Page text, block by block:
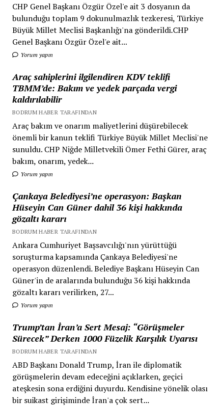
CHP Genel Başkanı Özgür Özel'e ait 3 dosyanın da
bulunduğu toplam 9 dokunulmazlık tezkeresi, Türkiye
Büyük Millet Meclisi Başkanlığı'na gönderildi.CHP
Genel Başkanı Özgür Özel'e ait...
Yorum yapın
Araç sahiplerini ilgilendiren KDV teklifi
TBMM’de: Bakım ve yedek parçada vergi
kaldırılabilir
BODRUM HABER TARAFINDAN
Araç bakım ve onarım maliyetlerini düşürebilecek
önemli bir kanun teklifi Türkiye Büyük Millet Meclisi'ne
sunuldu. CHP Niğde Milletvekili Ömer Fethi Gürer, araç
bakım, onarım, yedek...
Yorum yapın
Çankaya Belediyesi’ne operasyon: Başkan
Hüseyin Can Güner dahil 36 kişi hakkında
gözaltı kararı
BODRUM HABER TARAFINDAN
Ankara Cumhuriyet Başsavcılığı'nın yürüttüğü
soruşturma kapsamında Çankaya Belediyesi'ne
operasyon düzenlendi. Belediye Başkanı Hüseyin Can
Güner'in de aralarında bulunduğu 36 kişi hakkında
gözaltı kararı verilirken, 27...
Yorum yapın
Trump’tan İran’a Sert Mesaj: “Görüşmeler
Sürecek” Derken 1000 Füzelik Karşılık Uyarısı
BODRUM HABER TARAFINDAN
ABD Başkanı Donald Trump, İran ile diplomatik
görüşmelerin devam edeceğini açıklarken, geçici
ateşkesin sona erdiğini duyurdu. Kendisine yönelik olası
bir suikast girişiminde İran'a çok sert...